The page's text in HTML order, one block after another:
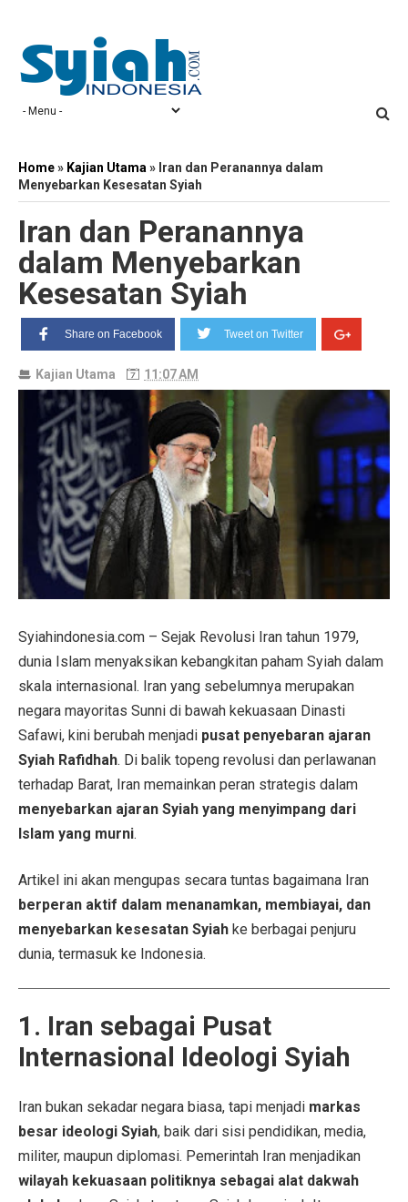
Home» Kajian Utama » Iran dan Peranannya dalam
Menyebarkan Kesesatan Syiah
Iran dan Peranannya
dalam Menyebarkan
Kesesatan Syiah
Share on Facebook Tweet on Twitter
Kajian Utama 11:07 AM
Syiahindonesia.com – Sejak Revolusi Iran tahun 1979,
dunia Islam menyaksikan kebangkitan paham Syiah dalam
skala internasional. Iran yang sebelumnya merupakan
negara mayoritas Sunni di bawah kekuasaan Dinasti
Safawi, kini berubah menjadi pusat penyebaran ajaran
Syiah Rafidhah. Di balik topeng revolusi dan perlawanan
terhadap Barat, Iran memainkan peran strategis dalam
menyebarkan ajaran Syiah yang menyimpang dari
Islam yang murni.
Artikel ini akan mengupas secara tuntas bagaimana Iran
berperan aktif dalam menanamkan, membiayai, dan
menyebarkan kesesatan Syiah ke berbagai penjuru
dunia, termasuk ke Indonesia.
1. Iran sebagai Pusat
Internasional Ideologi Syiah
Iran bukan sekadar negara biasa, tapi menjadi markas
besar ideologi Syiah, baik dari sisi pendidikan, media,
militer, maupun diplomasi. Pemerintah Iran menjadikan
wilayah kekuasaan politiknya sebagai alat dakwah